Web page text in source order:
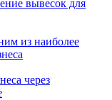
вывесок для
из наиболее
через